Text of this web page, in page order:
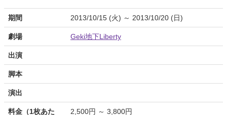
期間 2013/10/15 (火) ～ 2013/10/20 (日)
劇場 Geki地下Liberty
出演
脚本
演出
料金（1枚あた
2,500円 ～ 3,800円